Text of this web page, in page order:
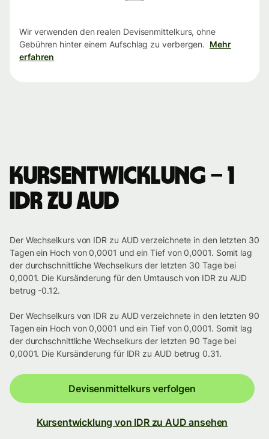
Wir verwenden den realen Devisenmittelkurs, ohne
Gebühren hinter einem Aufschlag zu verbergen. Mehr
erfahren
Kursentwicklung – 1
IDR zu AUD
Der Wechselkurs von IDR zu AUD verzeichnete in den letzten 30
Tagen ein Hoch von 0,0001 und ein Tief von 0,0001. Somit lag
der durchschnittliche Wechselkurs der letzten 30 Tage bei
0,0001. Die Kursänderung für den Umtausch von IDR zu AUD
betrug -0.12.
Der Wechselkurs von IDR zu AUD verzeichnete in den letzten 90
Tagen ein Hoch von 0,0001 und ein Tief von 0,0001. Somit lag
der durchschnittliche Wechselkurs der letzten 90 Tage bei
0,0001. Die Kursänderung für IDR zu AUD betrug 0.31.
Devisenmittelkurs verfolgen
Kursentwicklung von IDR zu AUD ansehen